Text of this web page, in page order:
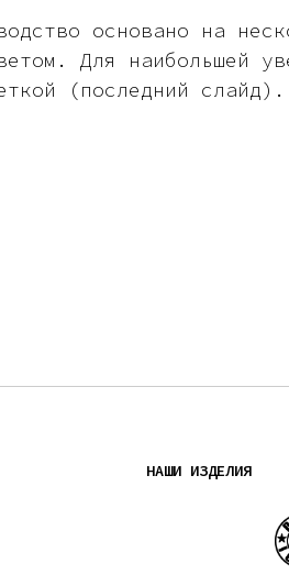
основано на
Для наибольшей
(последний слайд).
НАШИ ИЗДЕЛИЯ